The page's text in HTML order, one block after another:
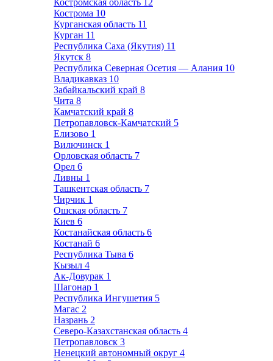
Костромская область 12
Кострома 10
Курганская область 11
Курган 11
Республика Саха (Якутия) 11
Якутск 8
Республика Северная Осетия — Алания 10
Владикавказ 10
Забайкальский край 8
Чита 8
Камчатский край 8
Петропавловск-Камчатский 5
Елизово 1
Вилючинск 1
Орловская область 7
Орел 6
Ливны 1
Ташкентская область 7
Чирчик 1
Ошская область 7
Киев 6
Костанайская область 6
Костанай 6
Республика Тыва 6
Кызыл 4
Ак-Довурак 1
Шагонар 1
Республика Ингушетия 5
Магас 2
Назрань 2
Северо-Казахстанская область 4
Петропавловск 3
Ненецкий автономный округ 4